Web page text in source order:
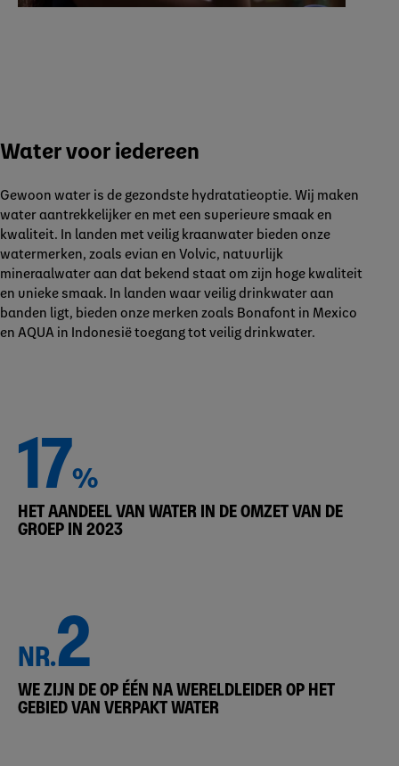
Water voor iedereen
Gewoon water is de gezondste hydratatieoptie. Wij maken
water aantrekkelijker en met een superieure smaak en
kwaliteit. In landen met veilig kraanwater bieden onze
watermerken, zoals evian en Volvic, natuurlijk
mineraalwater aan dat bekend staat om zijn hoge kwaliteit
en unieke smaak. In landen waar veilig drinkwater aan
banden ligt, bieden onze merken zoals Bonafont in Mexico
en AQUA in Indonesië toegang tot veilig drinkwater.
17%
HET AANDEEL VAN WATER IN DE OMZET VAN DE
GROEP IN 2023
NR.2
WE ZIJN DE OP ÉÉN NA WERELDLEIDER OP HET
GEBIED VAN VERPAKT WATER